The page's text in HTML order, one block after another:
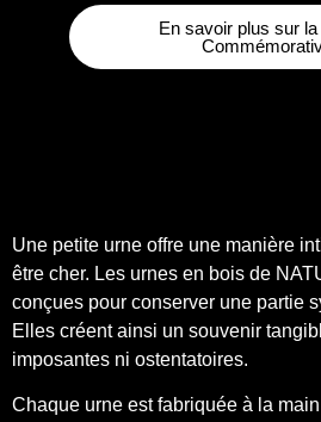
En savoir plus sur
Une petite urne offre une manière
être cher. Les urnes en bois de
conçues pour conserver une partie
Elles créent ainsi un souvenir
imposantes ni ostentatoires.
Chaque urne est fabriquée à la